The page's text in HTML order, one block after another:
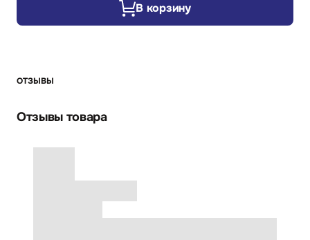
В корзину
ОТЗЫВЫ
Отзывы товара